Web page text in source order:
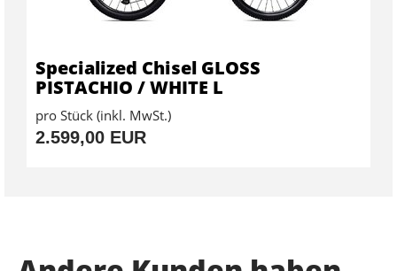
Specialized Chisel GLOSS
PISTACHIO / WHITE L
pro Stück (inkl. MwSt.)
2.599,00 EUR